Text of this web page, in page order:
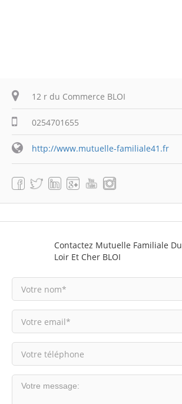
12 r du Commerce BLOI
0254701655
http://www.mutuelle-familiale41.fr
Contactez Mutuelle Familiale Du
Loir Et Cher BLOI